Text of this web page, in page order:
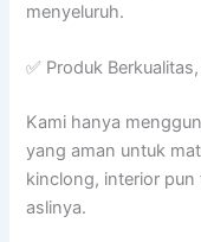
menyeluruh.
✅ Produk
Kami hanya
yang aman untuk
kinclong, interior pun
aslinya.